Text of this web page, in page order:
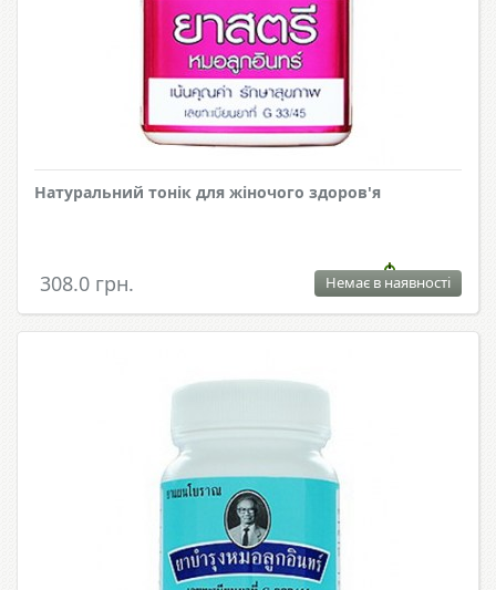
Натуральний тонік для жіночого здоров'я
308.0 грн. Немає в наявності